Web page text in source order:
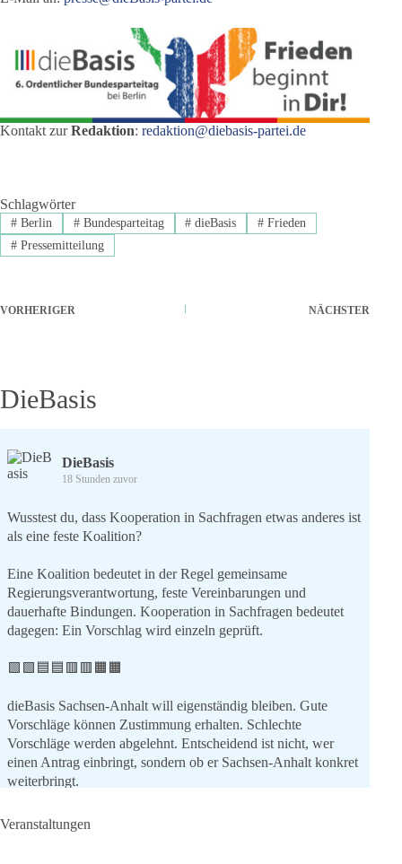
Kontakt zurRedaktion: redaktion@diebasis-partei.de
Schlagwörter
#Berlin #Bundesparteitag # dieBasis # Frieden
#Pressemitteilung
VORHERIGER NÄCHSTER
DieBasis
DieBasis
18 Stunden zuvor
Wusstest du, dass Kooperation in Sachfragen etwas anderes ist
als eine feste Koalition?
Eine Koalition bedeutet in der Regel gemeinsame
Regierungsverantwortung, feste Vereinbarungen und
dauerhafte Bindungen. Kooperation in Sachfragen bedeutet
dagegen: Ein Vorschlag wird einzeln geprüft.
🟩🟩🟦🟦🟥🟥🟧🟧
dieBasis Sachsen-Anhalt will eigenständig bleiben. Gute
Vorschläge können Zustimmung erhalten. Schlechte
Vorschläge werden abgelehnt. Entscheidend ist nicht, wer
einen Antrag einbringt, sondern ob er Sachsen-Anhalt konkret
weiterbringt.
Ablehnung. Keine politische Verschmelzung.
Veranstaltungen